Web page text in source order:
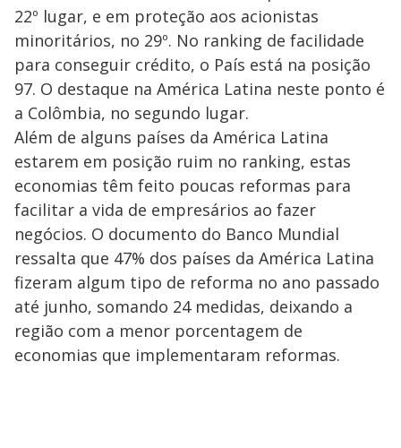
22º lugar, e em proteção aos acionistas
minoritários, no 29º. No ranking de facilidade
para conseguir crédito, o País está na posição
97. O destaque na América Latina neste ponto é
a Colômbia, no segundo lugar.
Além de alguns países da América Latina
estarem em posição ruim no ranking, estas
economias têm feito poucas reformas para
facilitar a vida de empresários ao fazer
negócios. O documento do Banco Mundial
ressalta que 47% dos países da América Latina
fizeram algum tipo de reforma no ano passado
até junho, somando 24 medidas, deixando a
região com a menor porcentagem de
economias que implementaram reformas.